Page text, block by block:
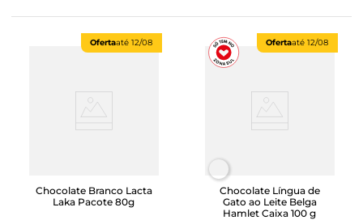
Ofertaaté 12/08
Chocolate Branco Lacta
Laka Pacote 80g
Ofertaaté 12/08
Chocolate Língua de
Gato ao Leite Belga
Hamlet Caixa 100 g